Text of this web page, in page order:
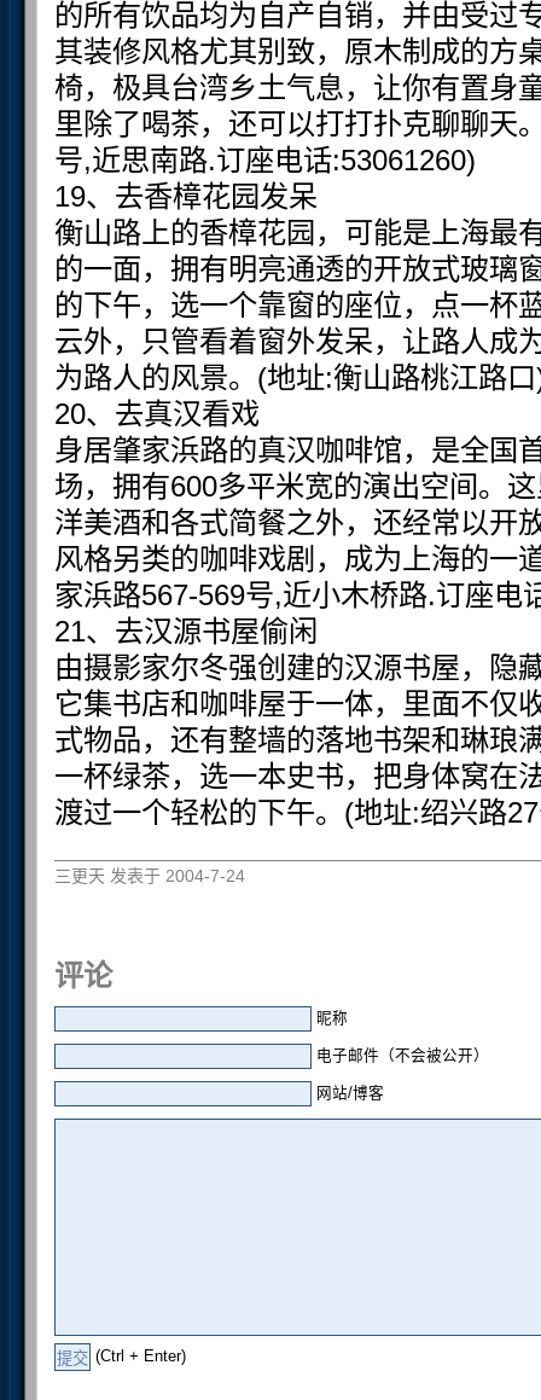
的所有饮品均为自产自销，并由受过
其装修风格尤其别致，原木制成的方
椅，极具台湾乡土气息，让你有置身
里除了喝茶，还可以打打扑克聊聊天
号,近思南路.订座电话:53061260)
19、去香樟花园发呆
衡山路上的香樟花园，可能是上海最
的一面，拥有明亮通透的开放式玻璃
的下午，选一个靠窗的座位，点一杯
云外，只管看着窗外发呆，让路人成
为路人的风景。(地址:衡山路桃江路
20、去真汉看戏
身居肇家浜路的真汉咖啡馆，是全国
场，拥有600多平米宽的演出空间。
洋美酒和各式简餐之外，还经常以开
风格另类的咖啡戏剧，成为上海的一
家浜路567-569号,近小木桥路.订座电
21、去汉源书屋偷闲
由摄影家尔冬强创建的汉源书屋，隐
它集书店和咖啡屋于一体，里面不仅
式物品，还有整墙的落地书架和琳琅
一杯绿茶，选一本史书，把身体窝在
渡过一个轻松的下午。(地址:绍兴路
三更天 发表于 2004-7-24
评论
昵称
电子邮件（不会被公开）
网站/博客
(Ctrl + Enter)